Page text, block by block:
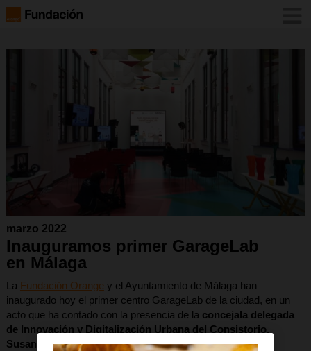
marzo 2022
Inauguramos primer GarageLab
en Málaga
La Fundación Orange y el Ayuntamiento de Málaga han
inaugurado hoy el primer centro GarageLab de la ciudad, en un
acto que ha contado con la presencia de la concejala delegada
de Innovación y Digitalización Urbana del Consistorio,
Susana Carillo; y eldirector territorial de Relaciones